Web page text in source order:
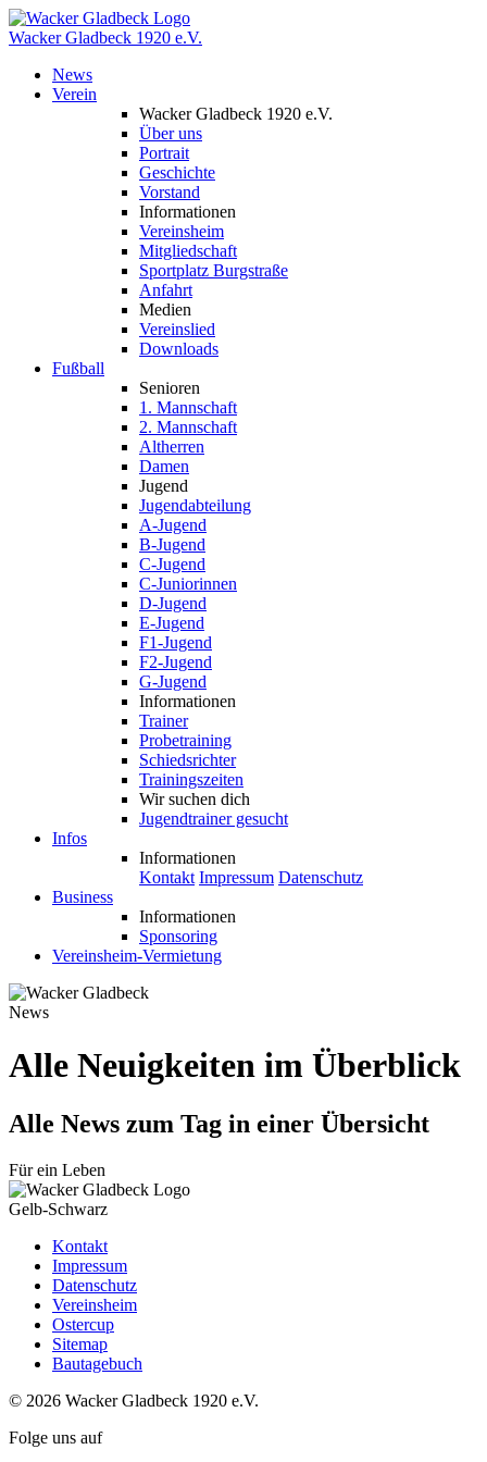
Wacker Gladbeck 1920 e.V.
News
Verein
Wacker Gladbeck 1920 e.V.
Über uns
Portrait
Geschichte
Vorstand
Informationen
Vereinsheim
Mitgliedschaft
Sportplatz Burgstraße
Anfahrt
Medien
Vereinslied
Downloads
Fußball
Senioren
1. Mannschaft
2. Mannschaft
Altherren
Damen
Jugend
Jugendabteilung
A-Jugend
B-Jugend
C-Jugend
C-Juniorinnen
D-Jugend
E-Jugend
F1-Jugend
F2-Jugend
G-Jugend
Informationen
Trainer
Probetraining
Schiedsrichter
Trainingszeiten
Wir suchen dich
Jugendtrainer gesucht
Infos
Informationen
Kontakt Impressum Datenschutz
Business
Informationen
Sponsoring
Vereinsheim-Vermietung
News
Alle Neuigkeiten im Überblick
Alle News zum Tag in einer Übersicht
Für ein Leben
Gelb-Schwarz
Kontakt
Impressum
Datenschutz
Vereinsheim
Ostercup
Sitemap
Bautagebuch
© 2026 Wacker Gladbeck 1920 e.V.
Folge uns auf